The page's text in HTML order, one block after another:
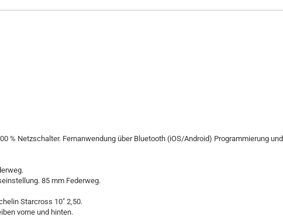
% Netzschalter. Fernanwendung über Bluetooth (iOS/Android) Programmierung und
85 mm Federweg.
Starcross 10" 2,50.
vorne und hinten.